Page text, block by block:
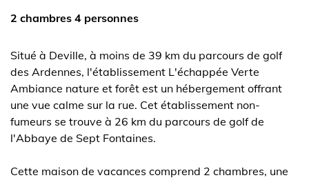
2 chambres 4 personnes
Situé à Deville, à moins de 39 km du parcours de golf
des Ardennes, l'établissement L'échappée Verte
Ambiance nature et forêt est un hébergement offrant
une vue calme sur la rue. Cet établissement non-
fumeurs se trouve à 26 km du parcours de golf de
l'Abbaye de Sept Fontaines.
Cette maison de vacances comprend 2 chambres, une